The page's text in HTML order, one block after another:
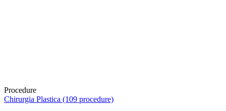
Procedure
Chirurgia Plastica (109 procedure)